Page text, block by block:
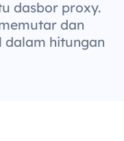
dasbor proxy.
dan
dalam hitungan